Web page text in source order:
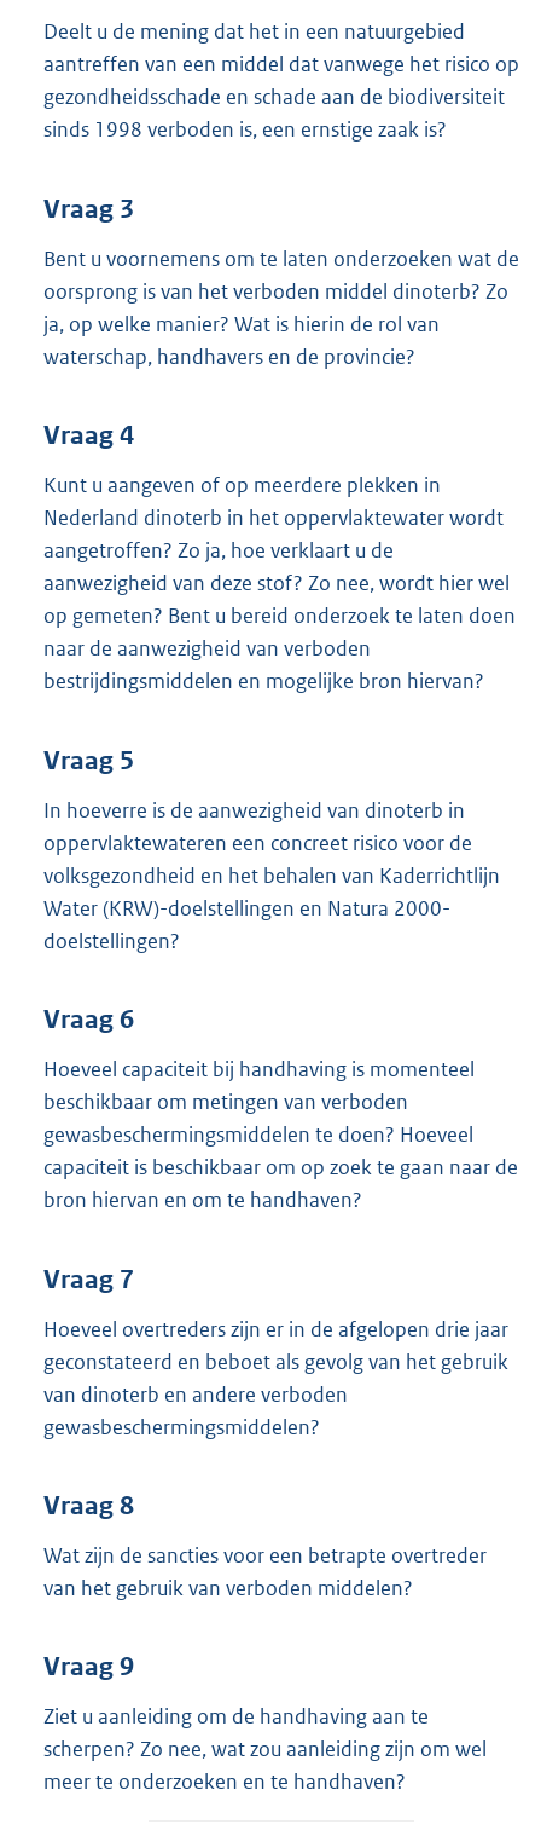
Deelt u de mening dat het in een natuurgebied
aantreffen van een middel dat vanwege het risico op
gezondheidsschade en schade aan de biodiversiteit
sinds 1998 verboden is, een ernstige zaak is?
Vraag 3
Bent u voornemens om te laten onderzoeken wat de
oorsprong is van het verboden middel dinoterb? Zo
ja, op welke manier? Wat is hierin de rol van
waterschap, handhavers en de provincie?
Vraag 4
Kunt u aangeven of op meerdere plekken in
Nederland dinoterb in het oppervlaktewater wordt
aangetroffen? Zo ja, hoe verklaart u de
aanwezigheid van deze stof? Zo nee, wordt hier wel
op gemeten? Bent u bereid onderzoek te laten doen
naar de aanwezigheid van verboden
bestrijdingsmiddelen en mogelijke bron hiervan?
Vraag 5
In hoeverre is de aanwezigheid van dinoterb in
oppervlaktewateren een concreet risico voor de
volksgezondheid en het behalen van Kaderrichtlijn
Water (KRW)-doelstellingen en Natura 2000-
doelstellingen?
Vraag 6
Hoeveel capaciteit bij handhaving is momenteel
beschikbaar om metingen van verboden
gewasbeschermingsmiddelen te doen? Hoeveel
capaciteit is beschikbaar om op zoek te gaan naar de
bron hiervan en om te handhaven?
Vraag 7
Hoeveel overtreders zijn er in de afgelopen drie jaar
geconstateerd en beboet als gevolg van het gebruik
van dinoterb en andere verboden
gewasbeschermingsmiddelen?
Vraag 8
Wat zijn de sancties voor een betrapte overtreder
van het gebruik van verboden middelen?
Vraag 9
Ziet u aanleiding om de handhaving aan te
scherpen? Zo nee, wat zou aanleiding zijn om wel
meer te onderzoeken en te handhaven?